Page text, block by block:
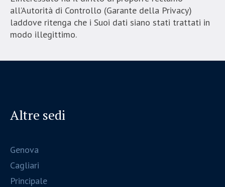
all’Autorità di Controllo (Garante della Privacy)
laddove ritenga che i Suoi dati siano stati trattati in
modo illegittimo.
Altre sedi
Genova
Cagliari
Principale